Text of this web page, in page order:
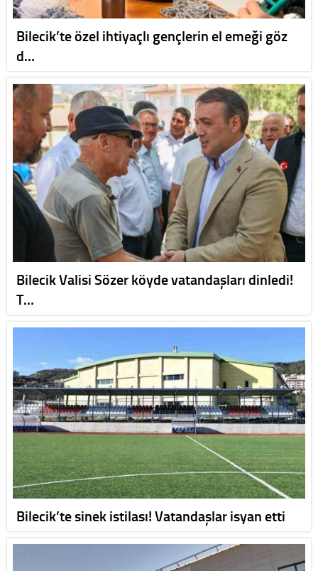
Bilecik’te özel ihtiyaçlı gençlerin el emeği göz
d…
Bilecik Valisi Sözer köyde vatandaşları dinledi!
T…
Bilecik’te sinek istilası! Vatandaşlar isyan etti